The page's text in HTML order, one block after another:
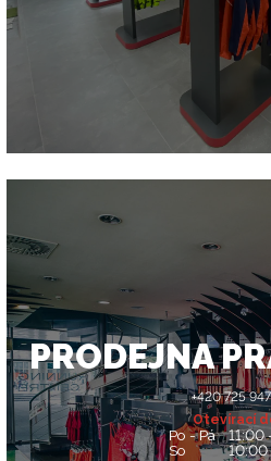
PRODEJNA
+420 725
Otevírací
Po - Pá
11:00
So
10:00